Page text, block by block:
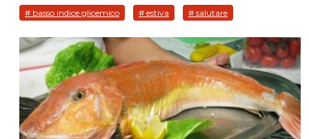
# basso indice glicemico # estiva # salutare